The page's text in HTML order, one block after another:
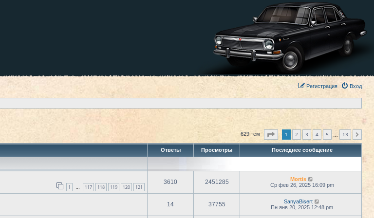
Вход
Регистрация
629 тем Страница из13
1 2 3 4 5 13
Ответы Просмотры Последнее сообщение
1 … 117 118 119 120 121
3610 2451285
Mortis
Ср фев 26, 2025 16:09 pm
14 37755
SanyaBisert
Пн янв 20, 2025 12:48 pm